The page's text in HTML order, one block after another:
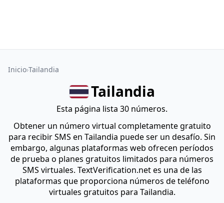
Inicio Tailandia
Tailandia
Esta página lista 30 números.
Obtener un número virtual completamente gratuito
para recibir SMS en Tailandia puede ser un desafío. Sin
embargo, algunas plataformas web ofrecen períodos
de prueba o planes gratuitos limitados para números
SMS virtuales. TextVerification.net es una de las
plataformas que proporciona números de teléfono
virtuales gratuitos para Tailandia.